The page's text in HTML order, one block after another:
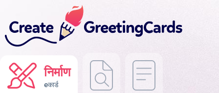
निर्माण
eकार्ड